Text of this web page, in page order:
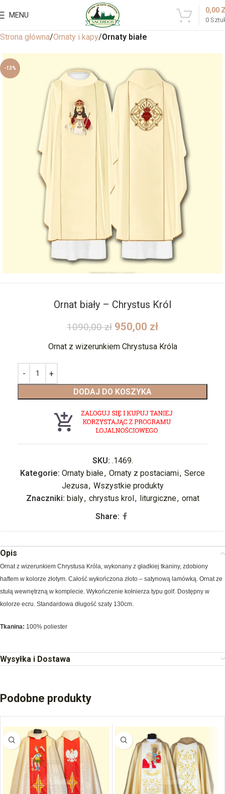
MENU
0
0,00
Strona główna Ornaty i kapy Ornaty białe
-13%
Ornat biały – Chrystus Król
1090,00zł 950,00 zł
Ornat z wizerunkiem Chrystusa Króla
DODAJ DO KOSZYKA
SKU: .1469.
Kategorie: Ornaty białe, Ornaty z postaciami, Serce
Jezusa, Wszystkie produkty
Znaczniki: bialy, chrystus krol, liturgiczne, ornat
Share:
Opis
Ornat z wizerunkiem Chrystusa Króla, wykonany z gładkiej tkaniny, zdobiony
haftem w kolorze złotym. Całość wykończona złoto – satynową lamówką. Ornat ze
stułą wewnętrzną w komplecie. Wykończenie kołnierza typu golf. Dostępny w
kolorze ecru. Standardowa długość szaty 130cm.
Tkanina: 100% poliester
Wysyłka i Dostawa
Podobne produkty